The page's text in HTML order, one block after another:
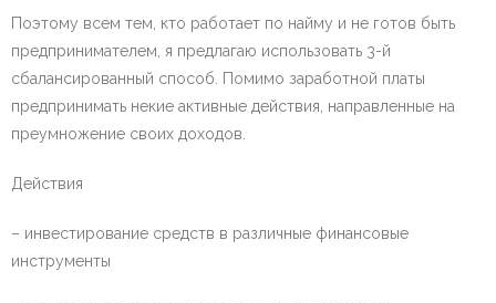
Поэтому всем тем, кто работает по найму и не готов быть
предпринимателем, я предлагаю использовать 3-й
сбалансированный способ. Помимо заработной платы
предпринимать некие активные действия, направленные на
преумножение своих доходов.
Действия
– инвестирование средств в различные финансовые
инструменты